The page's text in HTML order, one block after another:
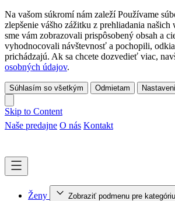
Na vašom súkromí nám zaleží Používame
zlepšenie vášho zážitku z prehliadania
sme vám zobrazovali prispôsobený obsah a
vyhodnocovali návštevnosť a pochopili,
prichádzajú. Ak sa chcete dozvedieť viac,
osobných údajov.
Súhlasím so všetkým Odmietam
Skip to Content
Naše predajne O nás Kontakt
Ženy Zobraziť podmenu pre